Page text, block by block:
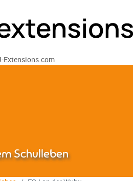
Extensions.com
Schulleben